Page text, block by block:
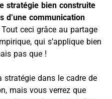
stratégie bien construite
d’une communication
Tout ceci grâce au partage
qui s’applique bien
pas que !
dans le cadre de
mais vous verrez que